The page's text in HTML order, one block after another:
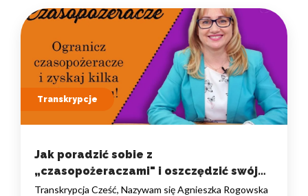
Transkrypcje
Jak poradzić sobie z
„czasopożeraczami" i oszczędzić swój
czas?
Transkrypcja Cześć, Nazywam się Agnieszka Rogowska